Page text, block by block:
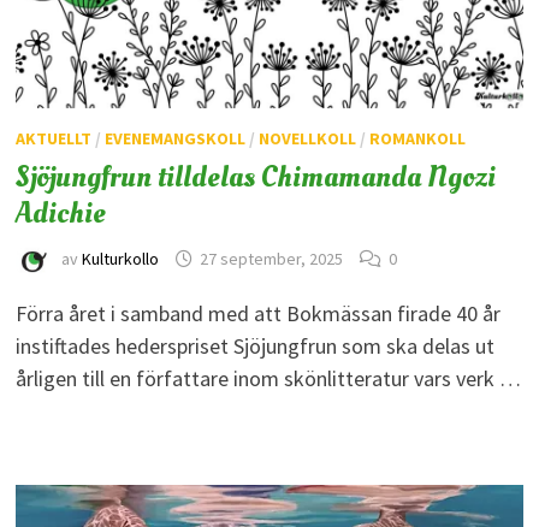
AKTUELLT / EVENEMANGSKOLL/ NOVELLKOLL/ ROMANKOLL
Sjöjungfrun tilldelas Chimamanda Ngozi
Adichie
av Kulturkollo 27 september, 2025 0
Förra året i samband med att Bokmässan firade 40 år
instiftades hederspriset Sjöjungfrun som ska delas ut
årligen till en författare inom skönlitteratur vars verk …